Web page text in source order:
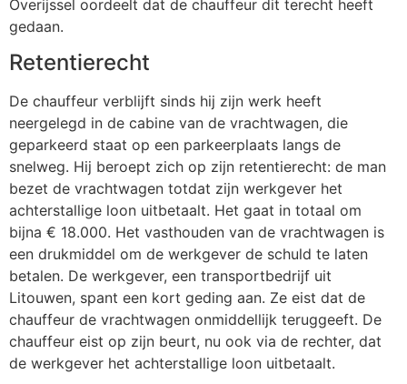
Overijssel oordeelt dat de chauffeur dit terecht heeft
gedaan.
Retentierecht
De chauffeur verblijft sinds hij zijn werk heeft
neergelegd in de cabine van de vrachtwagen, die
geparkeerd staat op een parkeerplaats langs de
snelweg. Hij beroept zich op zijn retentierecht: de man
bezet de vrachtwagen totdat zijn werkgever het
achterstallige loon uitbetaalt. Het gaat in totaal om
bijna € 18.000. Het vasthouden van de vrachtwagen is
een drukmiddel om de werkgever de schuld te laten
betalen. De werkgever, een transportbedrijf uit
Litouwen, spant een kort geding aan. Ze eist dat de
chauffeur de vrachtwagen onmiddellijk teruggeeft. De
chauffeur eist op zijn beurt, nu ook via de rechter, dat
de werkgever het achterstallige loon uitbetaalt.